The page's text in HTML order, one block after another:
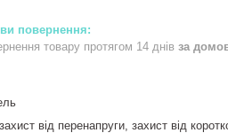
товару протягом 14 днів за
від перенапруги, захист від